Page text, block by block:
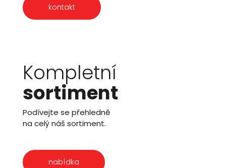
kontakt
Kompletní
sortiment
Podívejte se přehledně
na celý náš sortiment.
nabídka